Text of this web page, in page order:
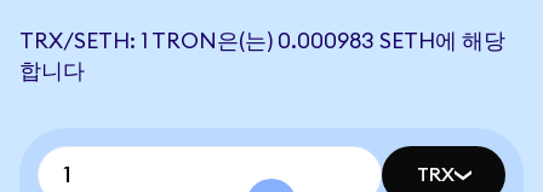
TRX/SETH: 1 TRON은(는) 0.000983 SETH에 해당
합니다
TRX